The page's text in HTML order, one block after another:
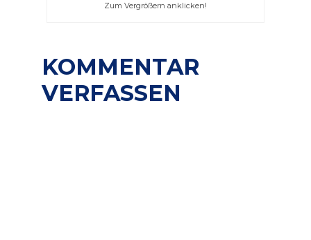
Zum Vergrößern anklicken!
KOMMENTAR
VERFASSEN